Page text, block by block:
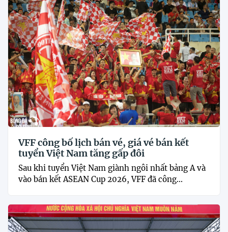
VFF công bố lịch bán vé, giá vé bán kết
tuyển Việt Nam tăng gấp đôi
Sau khi tuyển Việt Nam giành ngôi nhất bảng A và
vào bán kết ASEAN Cup 2026, VFF đã công...